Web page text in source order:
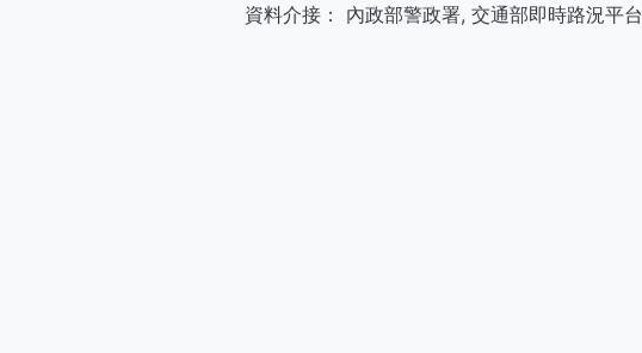
資料介接：
內政部警政署, 交通部即時路況平台